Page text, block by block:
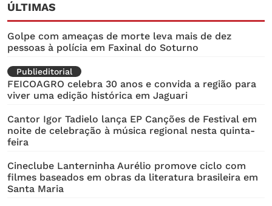
ÚLTIMAS
Golpe com ameaças de morte leva mais de dez
pessoas à polícia em Faxinal do Soturno
Publieditorial
FEICOAGRO celebra 30 anos e convida a região para
viver uma edição histórica em Jaguari
Cantor Igor Tadielo lança EP Canções de Festival em
noite de celebração à música regional nesta quinta-
feira
Cineclube Lanterninha Aurélio promove ciclo com
filmes baseados em obras da literatura brasileira em
Santa Maria